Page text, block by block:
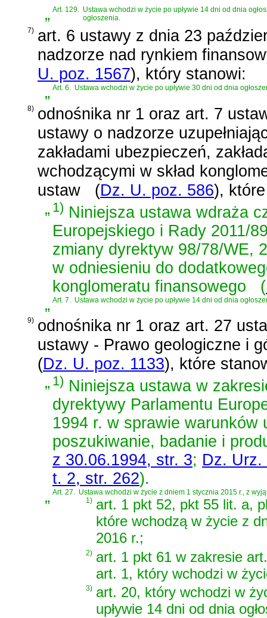
„Art. 129. Ustawa wchodzi w życie po upływie 14 dni od dnia
ogłoszenia.
7) art. 6 ustawy z dnia 23
nadzorze nad rynkiem
U. poz. 1567), który stanowi:
„Art. 6. Ustawa wchodzi w życie po upływie 30 dni od dnia
8) odnośnika nr 1 oraz art. 7
ustawy o nadzorze
zakładami ubezpieczeń,
wchodzącymi w skład
ustaw
(Dz. U. poz. 586),
„1) Niniejsza ustawa wdraża
Europejskiego i Rady 2011/
zmiany dyrektyw 98/78/WE,
w odniesieniu do
konglomeratu finansowego
(
„Art. 7. Ustawa wchodzi w życie po upływie 14 dni od dnia
9) odnośnika nr 1 oraz art. 27
ustawy - Prawo geologiczne i
(Dz. U. poz. 1133), które
„1) Niniejsza ustawa w
dyrektywy Parlamentu
1994 r. w sprawie
poszukiwanie, badanie i
z 30.06.1994, str. 3; Dz. Urz.
t. 2, str. 262).
„Art. 27. Ustawa wchodzi w życie z dniem 1 stycznia 2015 r., z
1) art. 1 pkt 52, pkt 55 lit. a,
które wchodzą w życie z
2016 r.;
2) art. 1 pkt 61 w zakresie
art. 1, który wchodzi w
3) art. 20, który wchodzi w
upływie 14 dni od dnia